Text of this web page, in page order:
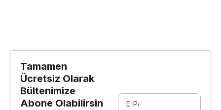
Tamamen
Ücretsiz Olarak
Bültenimize
Abone Olabilirsin